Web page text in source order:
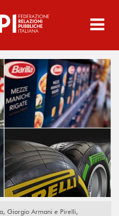
Giorgio Armani e Pirelli,